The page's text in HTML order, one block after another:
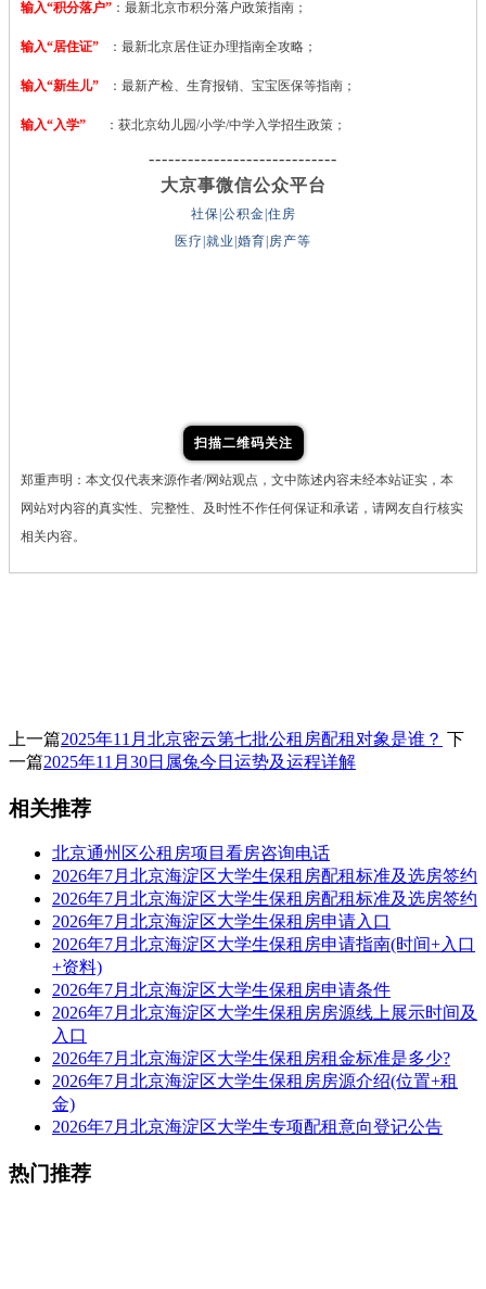
输入“积分落户” ：最新北京市积分落户政策指南；
输入“居住证” ：最新北京居住证办理指南全攻略；
输入“新生儿” ：最新产检、生育报销、宝宝医保等指南；
输入“入学” ：获北京幼儿园/小学/中学入学招生政策；
-----------------------------
大京事微信公众平台
社保|公积金|住房
医疗|就业|婚育|房产等
扫描二维码关注
郑重声明：本文仅代表来源作者/网站观点，文中陈述内容未经本站证实，本
网站对内容的真实性、完整性、及时性不作任何保证和承诺，请网友自行核实
相关内容。
上一篇2025年11月北京密云第七批公租房配租对象是谁？ 下
一篇2025年11月30日属兔今日运势及运程详解
相关推荐
北京通州区公租房项目看房咨询电话
2026年7月北京海淀区大学生保租房配租标准及选房签约
2026年7月北京海淀区大学生保租房配租标准及选房签约
2026年7月北京海淀区大学生保租房申请入口
2026年7月北京海淀区大学生保租房申请指南(时间+入口
+资料)
2026年7月北京海淀区大学生保租房申请条件
2026年7月北京海淀区大学生保租房房源线上展示时间及
入口
2026年7月北京海淀区大学生保租房租金标准是多少?
2026年7月北京海淀区大学生保租房房源介绍(位置+租
金)
2026年7月北京海淀区大学生专项配租意向登记公告
热门推荐